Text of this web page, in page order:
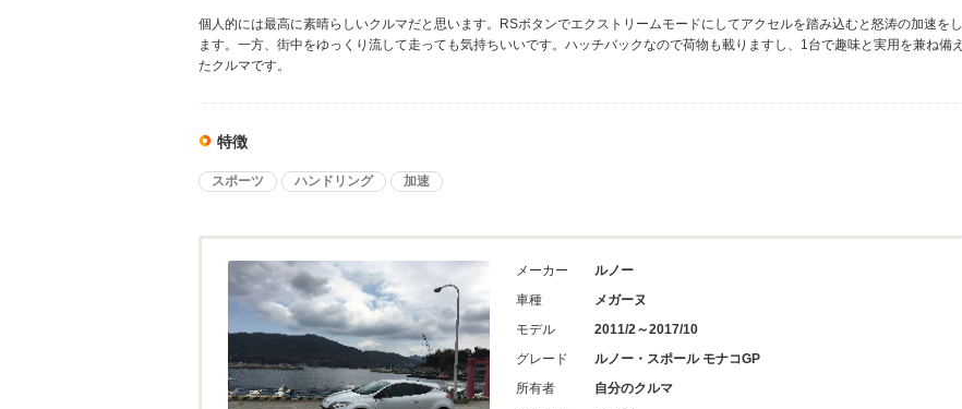
個人的には最高に素晴らしいクルマだと思います。RSボタンでエクストリームモードにしてアクセルを踏み込むと怒涛の加速をし
ます。一方、街中をゆっくり流して走っても気持ちいいです。ハッチバックなので荷物も載りますし、1台で趣味と実用を兼ね備え
たクルマです。
特徴
スポーツ ハンドリング 加速
メーカー
ルノー
車種
メガーヌ
モデル
2011/2～2017/10
グレード
ルノー・スポール モナコGP
所有者
自分のクルマ